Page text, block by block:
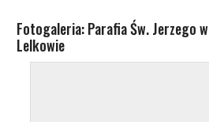
Fotogaleria: Parafia Św. Jerzego w
Lelkowie